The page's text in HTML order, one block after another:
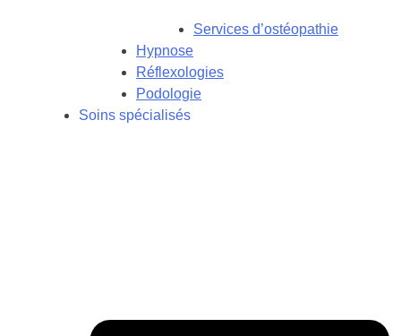
Services d’ostéopathie
Hypnose
Réflexologies
Podologie
Soins spécialisés